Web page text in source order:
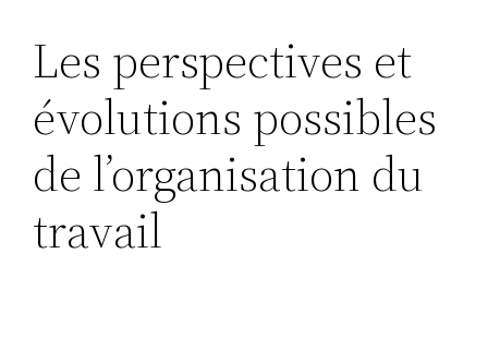
Les perspectives et
évolutions possibles
de l’organisation du
travail